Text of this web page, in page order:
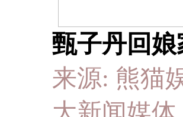
甄子丹回
来源: 熊猫